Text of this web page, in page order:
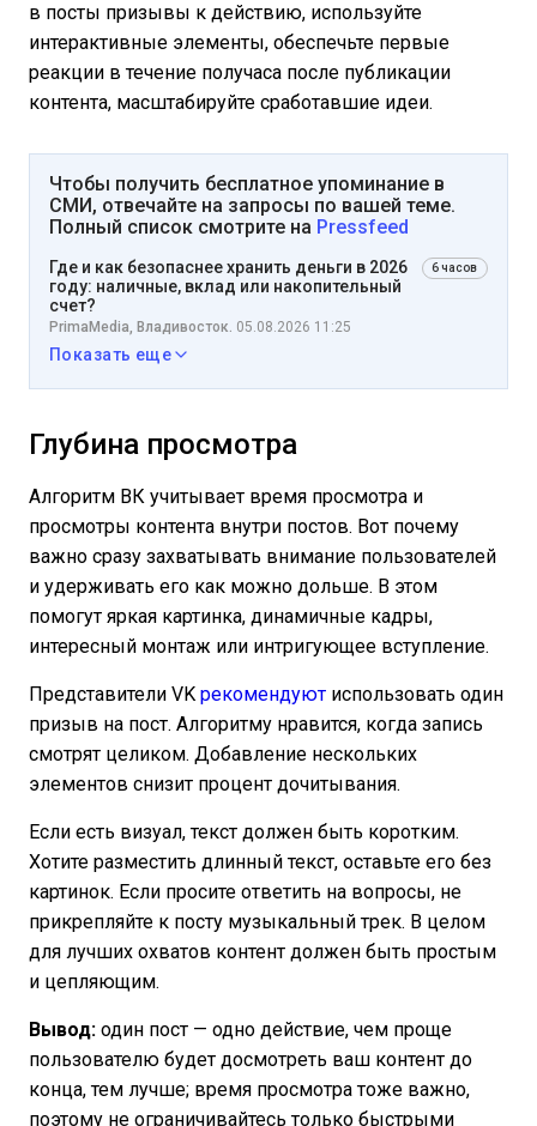
в посты призывы к действию, используйте
интерактивные элементы, обеспечьте первые
реакции в течение получаса после публикации
контента, масштабируйте сработавшие идеи.
Чтобы получить бесплатное упоминание в
СМИ, отвечайте на запросы по вашей теме.
Полный список смотрите на Pressfeed
Где и как безопаснее хранить деньги в 2026
году: наличные, вклад или накопительный
счет?
6 часов
PrimaMedia, Владивосток. 05.08.2026 11:25
Показать еще
Глубина просмотра
Алгоритм ВК учитывает время просмотра и
просмотры контента внутри постов. Вот почему
важно сразу захватывать внимание пользователей
и удерживать его как можно дольше. В этом
помогут яркая картинка, динамичные кадры,
интересный монтаж или интригующее вступление.
Представители VK рекомендуют использовать один
призыв на пост. Алгоритму нравится, когда запись
смотрят целиком. Добавление нескольких
элементов снизит процент дочитывания.
Если есть визуал, текст должен быть коротким.
Хотите разместить длинный текст, оставьте его без
картинок. Если просите ответить на вопросы, не
прикрепляйте к посту музыкальный трек. В целом
для лучших охватов контент должен быть простым
и цепляющим.
Вывод: один пост — одно действие, чем проще
пользователю будет досмотреть ваш контент до
конца, тем лучше; время просмотра тоже важно,
поэтому не ограничивайтесь только быстрыми